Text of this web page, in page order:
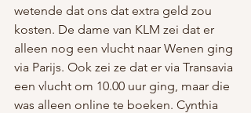
wetende dat ons dat extra geld zou
kosten. De dame van KLM zei dat er
alleen nog een vlucht naar Wenen ging
via Parijs. Ook zei ze dat er via Transavia
een vlucht om 10.00 uur ging, maar die
was alleen online te boeken. Cynthia